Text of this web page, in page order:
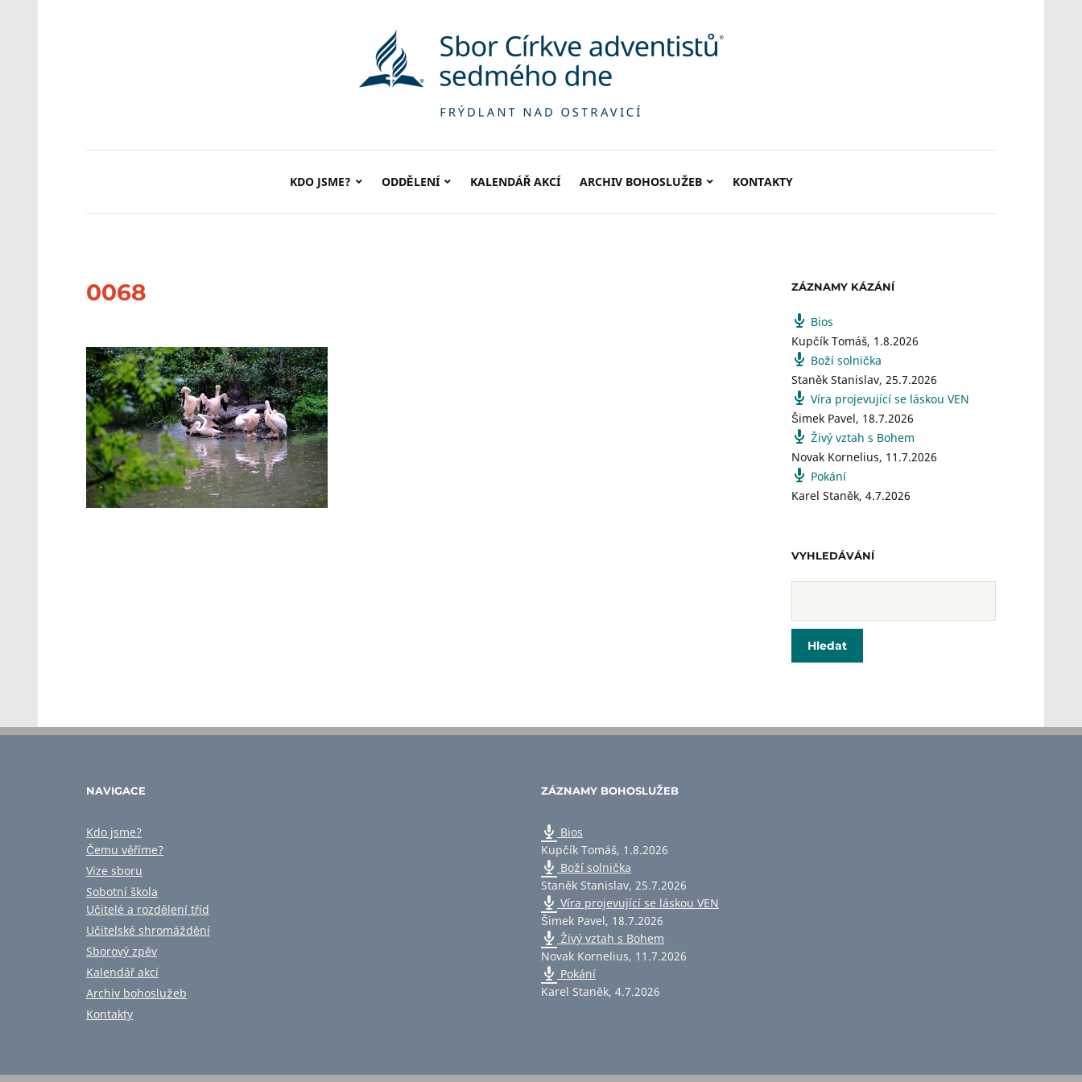
KDO JSME? ODDĚLENÍ KALENDÁŘ AKCÍ ARCHIV BOHOSLUŽEB KONTAKTY
0068 ZÁZNAMY KÁZÁNÍ
Bios
Kupčík Tomáš, 1.8.2026
Boží solnička
Staněk Stanislav,25.7.2026
Víra projevující se láskou VEN
Šimek Pavel, 18.7.2026
Živý vztah s Bohem
Novak Kornelius, 11.7.2026
Pokání
Karel Staněk,4.7.2026
VYHLEDÁVÁNÍ
NAVIGACE
Kdo jsme?
Čemu věříme?
Vize sboru
Sobotní škola
Učitelé a rozdělení tříd
Učitelské shromáždění
Sborový zpěv
Kalendář akcí
Archiv bohoslužeb
Kontakty
ZÁZNAMY BOHOSLUŽEB
Bios
Kupčík Tomáš, 1.8.2026
Boží solnička
Staněk Stanislav, 25.7.2026
Víra projevující se láskou VEN
Šimek Pavel, 18.7.2026
Živý vztah s Bohem
Novak Kornelius, 11.7.2026
Pokání
Karel Staněk, 4.7.2026